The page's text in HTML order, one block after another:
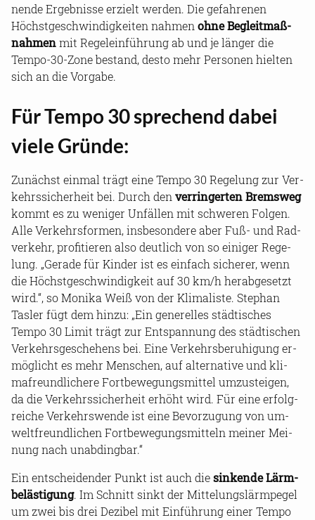
nen­de Er­geb­nis­se er­zielt wer­den. Die ge­fah­re­nen
Höchst­ge­schwin­dig­kei­ten nah­men ohne Be­gleit­maß­
nah­menmit Re­gel­ein­füh­rung ab und je län­ger die
Tempo-​30-Zone be­stand, desto mehr Per­so­nen hiel­ten
sich an die Vor­ga­be.
Für Tempo 30 spre­chend dabei
viele Grün­de:
Zu­nächst ein­mal trägt eine Tempo 30 Re­ge­lung zur Ver­
kehrs­si­cher­heit bei. Durch den ver­rin­ger­ten Brems­weg
kommt es zu we­ni­ger Un­fäl­len mit schwe­ren Fol­gen.
Alle Ver­kehrs­for­men, ins­be­son­de­re aber Fuß- und Rad­
ver­kehr, pro­fi­tie­ren also deut­lich von so ei­ni­ger Re­ge­
lung. „Ge­ra­de für Kin­der ist es ein­fach si­che­rer, wenn
die Höchst­ge­schwin­dig­keit auf 30 km/h her­ab­ge­setzt
wird.“, so Mo­ni­ka Weiß von der Kli­ma­lis­te. Ste­phan
Tas­ler fügt dem hinzu: „Ein ge­ne­rel­les städ­ti­sches
Tempo 30 Limit trägt zur Ent­span­nung des städ­ti­schen
Ver­kehrs­ge­sche­hens bei. Eine Ver­kehrs­be­ru­hi­gung er­
mög­licht es mehr Men­schen, auf al­ter­na­ti­ve und kli­
ma­freund­li­che­re Fort­be­we­gungs­mit­tel um­zu­stei­gen,
da die Ver­kehrs­si­cher­heit er­höht wird. Für eine er­folg­
rei­che Ver­kehrs­wen­de ist eine Be­vor­zu­gung von um­
welt­freund­li­chen Fort­be­we­gungs­mit­teln mei­ner Mei­
nung nach un­ab­ding­bar.“
Ein ent­schei­den­der Punkt ist auch diesin­ken­de Lärm­
be­läs­ti­gung. Im Schnitt sinkt der Mit­te­lungs­lärm­pe­gel
um zwei bis drei De­zi­bel mit Ein­füh­rung einer Tempo